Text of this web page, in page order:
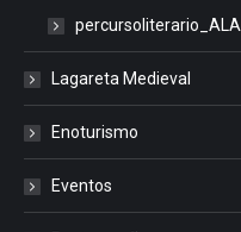
percursoliterario_ALA
Lagareta Medieval
Enoturismo
Eventos